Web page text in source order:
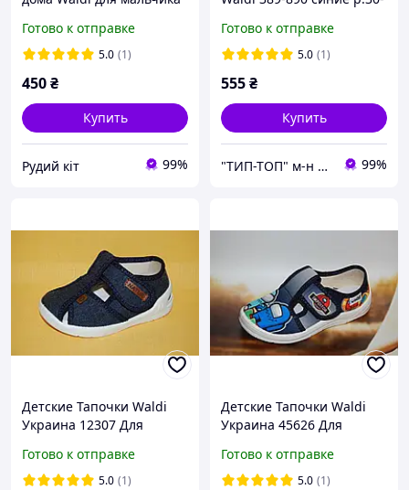
Готово к отправке
5.0 (1)
450₴
Купить
Рудий кіт 99%
Готово к отправке
5.0 (1)
555₴
Купить
"ТИП-ТОП" м-н детской и подростковой обуви 99%
Детские Тапочки Waldi
Украина 12307 Для
Готово к отправке
5.0 (1)
Детские Тапочки Waldi
Украина 45626 Для
Готово к отправке
5.0 (1)